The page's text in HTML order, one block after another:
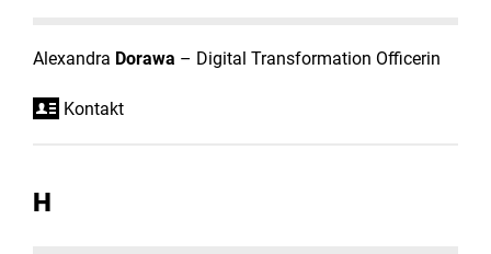
Alexandra Dorawa – Digital Transformation Officerin
Kontakt
H